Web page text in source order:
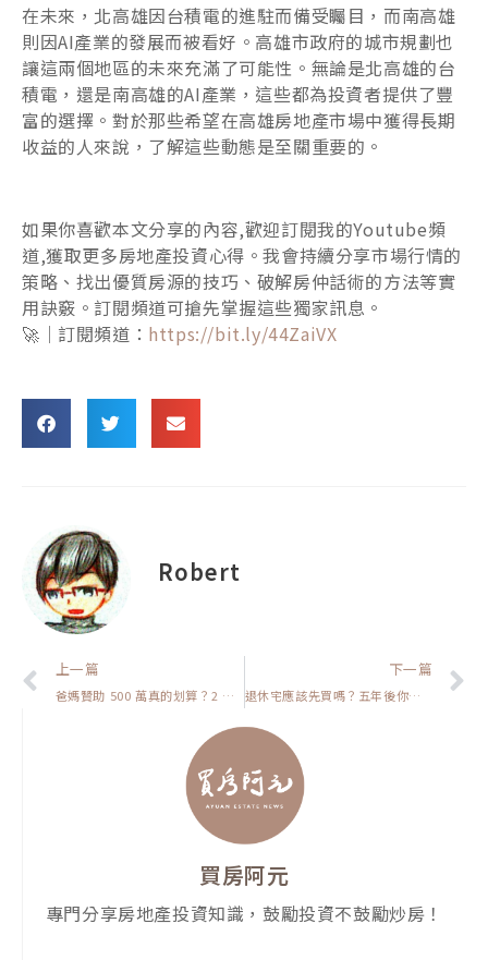
在未來，北高雄因台積電的進駐而備受矚目，而南高雄
則因AI產業的發展而被看好。高雄市政府的城市規劃也
讓這兩個地區的未來充滿了可能性。無論是北高雄的台
積電，還是南高雄的AI產業，這些都為投資者提供了豐
富的選擇。對於那些希望在高雄房地產市場中獲得長期
收益的人來說，了解這些動態是至關重要的。
如果你喜歡本文分享的內容,歡迎訂閱我的Youtube頻
道,獲取更多房地產投資心得。我會持續分享市場行情的
策略、找出優質房源的技巧、破解房仲話術的方法等實
用訣竅。訂閱頻道可搶先掌握這些獨家訊息。
🚀｜訂閱頻道： https://bit.ly/44ZaiVX
Robert
上一頁
上一篇
爸媽贊助 500 萬真的划算？2 大好處＋3 大地雷公開，拿錢前先看這集【房貸一族拚買房】
下一篇
退休宅應該先買嗎？五年後你可能會後悔！【我真的好想買房子】
買房阿元
專門分享房地產投資知識，鼓勵投資不鼓勵炒房！